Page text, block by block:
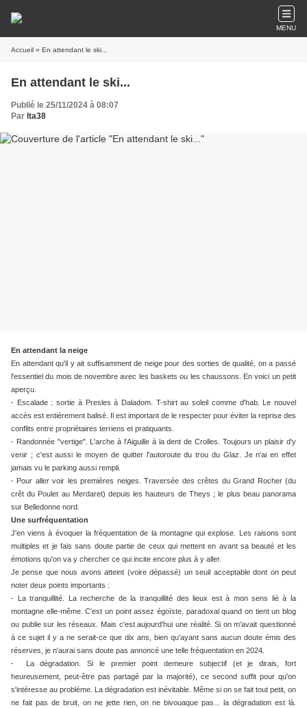
MENU
Accueil » En attendant le ski...
En attendant le ski...
Publié le 25/11/2024 à 08:07
Par lta38
En attendant la neige
En attendant qu'il y ait suffisamment de neige pour des sorties de qualité, on a passé
l'essentiel du mois de novembre avec les baskets ou les chaussons. En voici un petit
aperçu.
- Escalade : sortie à Presles à Daladom. T-shirt au soleil comme d'hab. Le nouvel
accès est entièrement balisé. Il est important de le respecter pour éviter la reprise des
conflits entre propriétaires terriens et pratiquants.
- Randonnée "vertige". L'arche à l'Aiguille à la dent de Crolles. Toujours un plaisir d'y
venir ; c'est aussi le moyen de quitter l'autoroute du trou du Glaz. Je n'ai en effet
jamais vu le parking aussi rempli.
- Pour aller voir les premières neiges. Traversée des crêtes du Grand Rocher (du
crêt du Poulet au Merdaret) depuis les hauteurs de Theys ; le plus beau panorama
sur Belledonne nord.
Une surfréquentation
J'en viens à évoquer la fréquentation de la montagne qui explose. Les raisons sont
multiples et je fais sans doute partie de ceux qui mettent en avant sa beauté et les
émotions qu'on va y chercher ce qui incite encore plus à y aller.
Je pense que nous avons atteint (voire dépassé) un seuil acceptable dont on peut
noter deux points importants :
- La tranquillité. La recherche de la tranquillité des lieux est à mon sens lié à la
montagne elle-même. C'est un point assez égoïste, paradoxal quand on tient un blog
ou publie sur les réseaux. Mais c'est aujourd'hui une réalité. Si on m'avait questionné
à ce sujet il y a ne serait-ce que dix ans, bien qu'ayant sans aucun doute émis des
réserves, je n'aurai sans doute pas annoncé une telle fréquentation en 2024.
- La dégradation. Si le premier point demeure subjectif (et je dirais, fort
heureusement, peut-être pas partagé par la majorité), ce second suffit pour qu'on
s'intéresse au problème. La dégradation est inévitable. Même si on se fait tout petit, on
ne fait pas de bruit, on ne jette rien, on ne bivouaque pas... la dégradation est là.